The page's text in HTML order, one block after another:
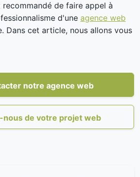
de faire appel à
d'une agence web
Dans cet article, nous allons vous
notre agence web
nous de votre projet web